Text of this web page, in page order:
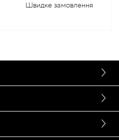
Швидке замовлення